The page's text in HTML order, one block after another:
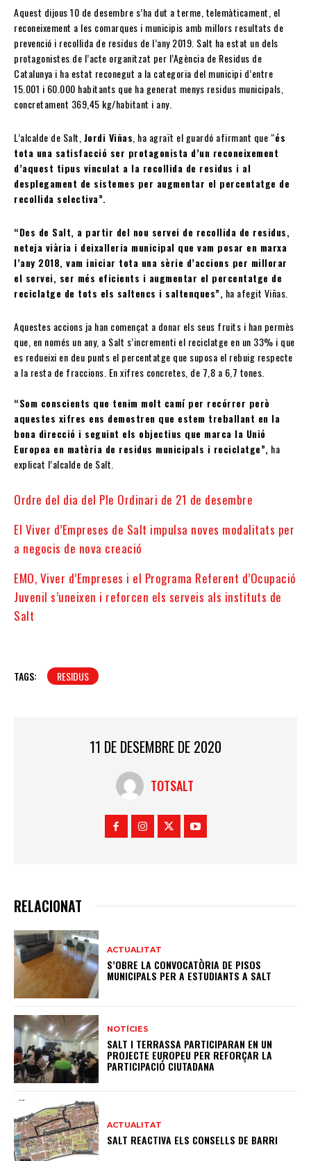
Aquest dijous 10 de desembre s’ha dut a terme, telemàticament, el
reconeixement a les comarques i municipis amb millors resultats de
prevenció i recollida de residus de l’any 2019. Salt ha estat un dels
protagonistes de l’acte organitzat per l’Agència de Residus de
Catalunya i ha estat reconegut a la categoria del municipi d’entre
15.001 i 60.000 habitants que ha generat menys residus municipals,
concretament 369,45 kg/habitant i any.
L’alcalde de Salt,Jordi Viñas, ha agraït el guardó afirmant que “és
tota una satisfacció ser protagonista d’un reconeixement
d’aquest tipus vinculat a la recollida de residus i al
desplegament de sistemes per augmentar el percentatge de
recollida selectiva”.
“Des de Salt, a partir del nou servei de recollida de residus,
neteja viària i deixalleria municipal que vam posar en marxa
l’any 2018, vam iniciar tota una sèrie d’accions per millorar
el servei, ser més eficients i augmentar el percentatge de
reciclatge de tots els saltencs i saltenques”, ha afegit Viñas.
Aquestes accions ja han començat a donar els seus fruits i han permès
que, en només un any, a Salt s’incrementi el reciclatge en un 33% i que
es redueixi en deu punts el percentatge que suposa el rebuig respecte
a la resta de fraccions. En xifres concretes, de 7,8 a 6,7 tones.
“Som conscients que tenim molt camí per recórrer però
aquestes xifres ens demostren que estem treballant en la
bona direcció i seguint els objectius que marca la Unió
Europea en matèria de residus municipals i reciclatge”, ha
explicat l’alcalde de Salt.
Ordre del dia del Ple Ordinari de 21 de desembre
El Viver d’Empreses de Salt impulsa noves modalitats per
a negocis de nova creació
EMO, Viver d’Empreses i el Programa Referent d’Ocupació
Juvenil s’uneixen i reforcen els serveis als instituts de
Salt
TAGS: RESIDUS
11 DE DESEMBRE DE 2020
TOTSALT
RELACIONAT
ACTUALITAT
S’OBRE LA CONVOCATÒRIA DE PISOS
MUNICIPALS PER A ESTUDIANTS A SALT
NOTÍCIES
SALT I TERRASSA PARTICIPARAN EN UN
PROJECTE EUROPEU PER REFORÇAR LA
PARTICIPACIÓ CIUTADANA
ACTUALITAT
SALT REACTIVA ELS CONSELLS DE BARRI